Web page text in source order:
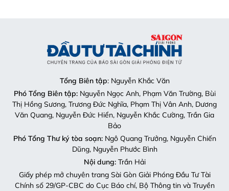
Tổng Biên tập: Nguyễn Khắc Văn
Phó Tổng Biên tập:Nguyễn Ngọc Anh, Phạm Văn Trường, Bùi
Thị Hồng Sương, Trương Đức Nghĩa, Phạm Thị Vân Anh, Dương
Văn Quang, Nguyễn Đức Hiển, Nguyễn Khắc Cường, Trần Gia
Bảo
Phó Tổng Thư ký tòa soạn:Ngô Quang Trưởng, Nguyễn Chiến
Dũng, Nguyễn Phước Bình
Nội dung:Trần Hải
Giấy phép mở chuyên trang Sài Gòn Giải Phóng Đầu Tư Tài
Chính số 29/GP-CBC do Cục Báo chí, Bộ Thông tin và Truyền